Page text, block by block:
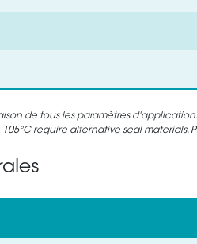
de tous les paramètres d'application.
require alternative seal materials.